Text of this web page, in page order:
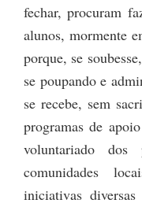
fechar, procuram
alunos, mormente
porque, se
se poupando e
se recebe, sem
programas de
voluntariado
comunidades
iniciativas